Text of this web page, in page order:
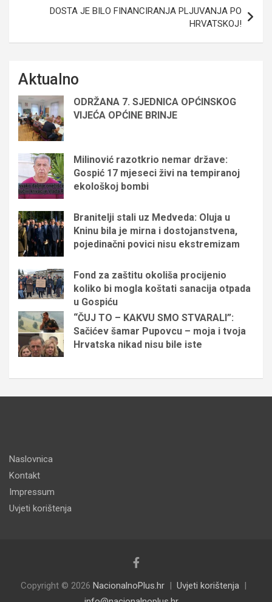
DOSTA JE BILO FINANCIRANJA PLJUVANJA PO
HRVATSKOJ!
Aktualno
ODRŽANA 7. SJEDNICA OPĆINSKOG
VIJEĆA OPĆINE BRINJE
Milinović razotkrio nemar države:
Gospić 17 mjeseci živi na tempiranoj
ekološkoj bombi
Branitelji stali uz Medveda: Oluja u
Kninu bila je mirna i dostojanstvena,
pojedinačni povici nisu ekstremizam
Fond za zaštitu okoliša procijenio
koliko bi mogla koštati sanacija otpada
u Gospiću
“ČUJ TO – KAKVU SMO STVARALI”:
Sačićev šamar Pupovcu – moja i tvoja
Hrvatska nikad nisu bile iste
Naslovnica
Kontakt
Impressum
Uvjeti korištenja
Copyright © 2026 NacionalnoPlus.hr
Uvjeti korištenja